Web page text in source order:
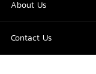
About Us
Contact Us